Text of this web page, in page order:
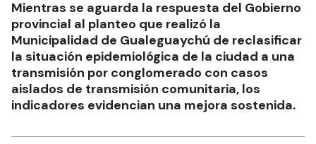
Mientras se aguarda la respuesta del Gobierno
provincial al planteo que realizó la
Municipalidad de Gualeguaychú de reclasificar
la situación epidemiológica de la ciudad a una
transmisión por conglomerado con casos
aislados de transmisión comunitaria, los
indicadores evidencian una mejora sostenida.